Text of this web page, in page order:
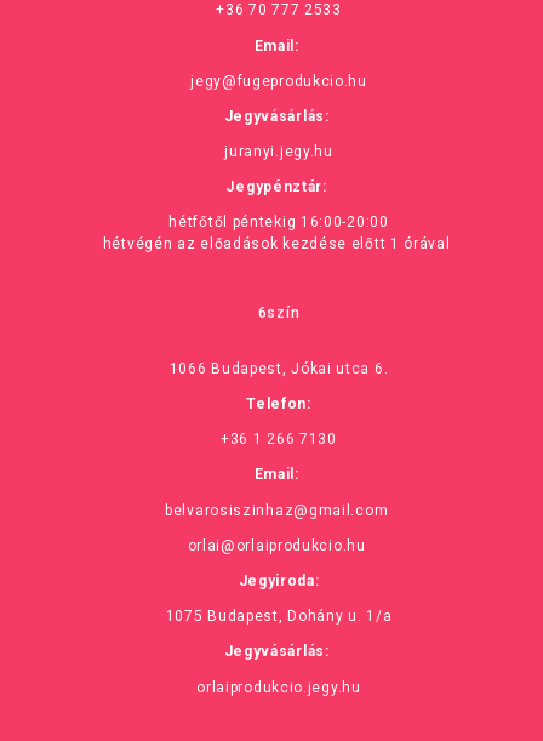
+36 70 777 2533
Email:
jegy@fugeprodukcio.hu
Jegyvásárlás:
juranyi.jegy.hu
Jegypénztár:
hétfőtől péntekig 16:00-20:00
hétvégén az előadások kezdése előtt 1 órával
6szín
1066 Budapest, Jókai utca 6.
Telefon:
+36 1 266 7130
Email:
belvarosiszinhaz@gmail.com
orlai@orlaiprodukcio.hu
Jegyiroda:
1075 Budapest, Dohány u. 1/a
Jegyvásárlás:
orlaiprodukcio.jegy.hu